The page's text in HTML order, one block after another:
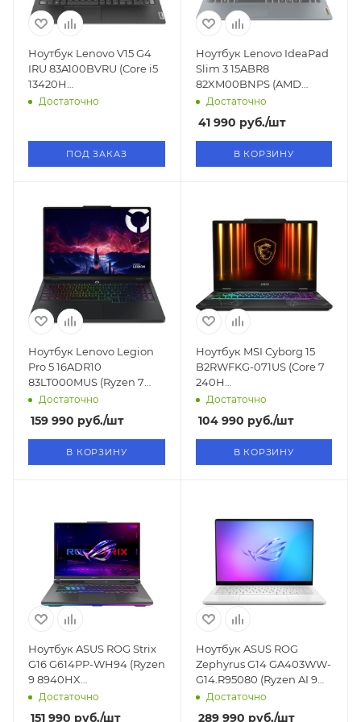
Ноутбук Lenovo V15 G4
IRU 83A100BVRU (Core i5
13420H
2.1GHz/15,6"/1920x1080/16GB/512GB
Достаточно
ПОД ЗАКАЗ
Ноутбук Lenovo IdeaPad
Slim 3 15ABR8
82XM00BNPS (AMD
Ryzen 7 7730U 2.0
GHz/15.6"/1920x1080/8GB/512GB
SSD/No OS)
Достаточно
41 990 руб./шт
В КОРЗИНУ
Ноутбук Lenovo Legion
Pro 5 16ADR10
83LT000MUS (Ryzen 7
8745HX
3.6GHz/16"/2560x1600/OLED/32GB/1TB/RTX
5060 8GB/Win11)
Достаточно
159 990 руб./шт
В КОРЗИНУ
Ноутбук MSI Cyborg 15
B2RWFKG-071US (Core 7
240H
2.5GHz/15,6"/1920x1080/16GB/
SSD/RTX 5060 8GB/Win11)
Достаточно
104 990 руб./шт
В КОРЗИНУ
Ноутбук ASUS ROG Strix
G16 G614PP-WH94 (Ryzen
9 8940HX
2.4GHz/16"/1920x1200/16GB/1TB
SSD/RTX 5070 8GB/Win11)
Достаточно
151 990 руб./шт
Ноутбук ASUS ROG
Zephyrus G14 GA403WW-
G14.R95080 (Ryzen AI 9
HX370
2GHz/14"/2880x1800/32GB/2TB
Достаточно
289 990 руб./шт